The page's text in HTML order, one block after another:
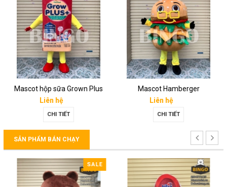
Mascot hộp sữa Grown Plus
Liên hệ
CHI TIẾT
Mascot Hamberger
Liên hệ
CHI TIẾT
SẢN PHẨM BÁN CHẠY
SALE